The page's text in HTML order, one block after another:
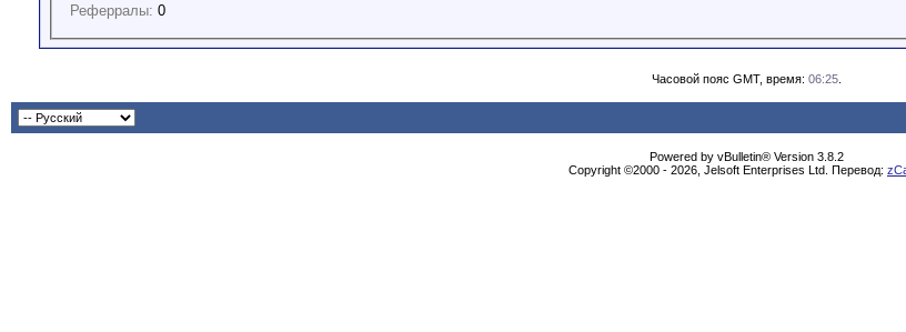
Реферралы: 0
Часовой пояс GMT, время: 06:25.
Powered by vBulletin® Version 3.8.2
Copyright ©2000 - 2026, Jelsoft Enterprises Ltd. Перевод: